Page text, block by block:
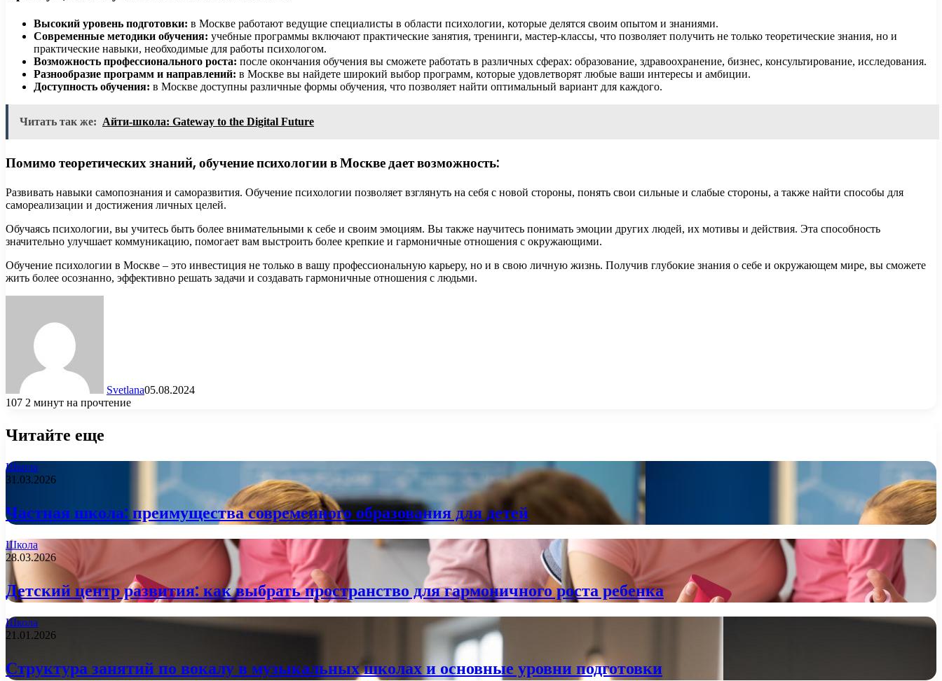
Высокий уровень подготовки: в Москве работают ведущие специалисты в области психологии, которые делятся своим опытом и знаниями.
Современные методики обучения: учебные программы включают практические занятия, тренинги, мастер-классы, что позволяет получить не только теоретические знания, но и
практические навыки, необходимые для работы психологом.
Возможность профессионального роста: после окончания обучения вы сможете работать в различных сферах: образование, здравоохранение, бизнес, консультирование, исследования.
Разнообразие программ и направлений: в Москве вы найдете широкий выбор программ, которые удовлетворят любые ваши интересы и амбиции.
Доступность обучения: в Москве доступны различные формы обучения, что позволяет найти оптимальный вариант для каждого.
Читать так же: Айти-школа: Gateway to the Digital Future
Помимо теоретических знаний, обучение психологии в Москве дает возможность:
Развивать навыки самопознания и саморазвития. Обучение психологии позволяет взглянуть на себя с новой стороны, понять свои сильные и слабые стороны, а также найти способы для
самореализации и достижения личных целей.
Обучаясь психологии, вы учитесь быть более внимательными к себе и своим эмоциям. Вы также научитесь понимать эмоции других людей, их мотивы и действия. Эта способность
значительно улучшает коммуникацию, помогает вам выстроить более крепкие и гармоничные отношения с окружающими.
Обучение психологии в Москве – это инвестиция не только в вашу профессиональную карьеру, но и в свою личную жизнь. Получив глубокие знания о себе и окружающем мире, вы сможете
жить более осознанно, эффективно решать задачи и создавать гармоничные отношения с людьми.
Svetlana05.08.2024
107 2 минут на прочтение
Читайте еще
Школа
31.03.2026
Частная школа: преимущества современного образования для детей
Школа
28.03.2026
Детский центр развития: как выбрать пространство для гармоничного роста ребенка
Школа
21.01.2026
Структура занятий по вокалу в музыкальных школах и основные уровни подготовки